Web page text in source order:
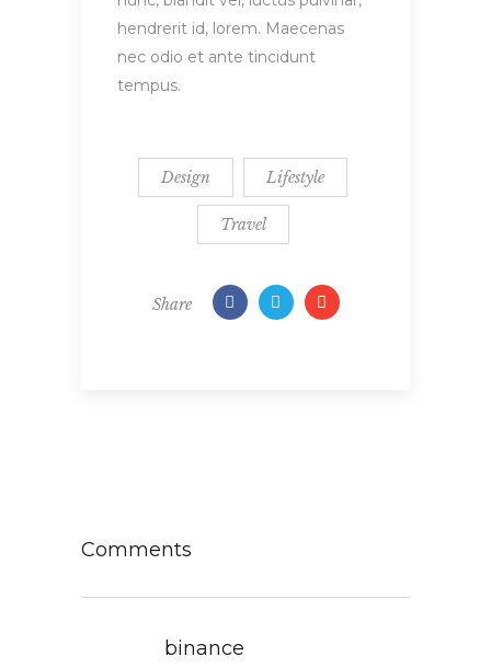
hendrerit id, lorem. Maecenas
nec odio et ante tincidunt
tempus.
Design Lifestyle
Travel
Share
Comments
binance